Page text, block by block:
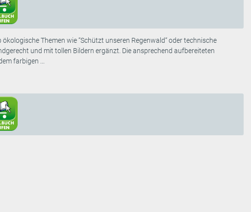
Themen wie “Schützt unseren Regenwald“ oder technische
und mit tollen Bildern ergänzt. Die ansprechend aufbereiteten
farbigen ...